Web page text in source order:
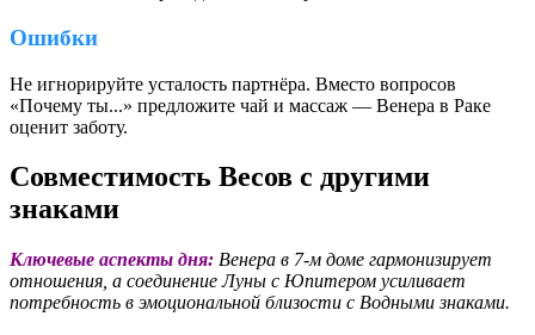
Ошибки
Не игнорируйте усталость партнёра. Вместо вопросов
«Почему ты...» предложите чай и массаж — Венера в Раке
оценит заботу.
Совместимость Весов с другими
знаками
Ключевые аспекты дня: Венера в 7-м доме гармонизирует
отношения, а соединение Луны с Юпитером усиливает
потребность в эмоциональной близости с Водными знаками.